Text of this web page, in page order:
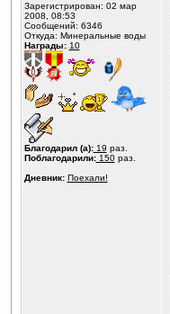
Зарегистрирован: 02 мар
2008, 08:53
Сообщений: 6346
Откуда: Минеральные воды
Награды: 10
Благодарил (а):19 раз.
Поблагодарили:150раз.
Дневник: Поехали!